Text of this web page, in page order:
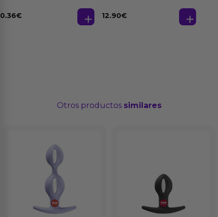
0.36€ 12.90€
Otros productos similares